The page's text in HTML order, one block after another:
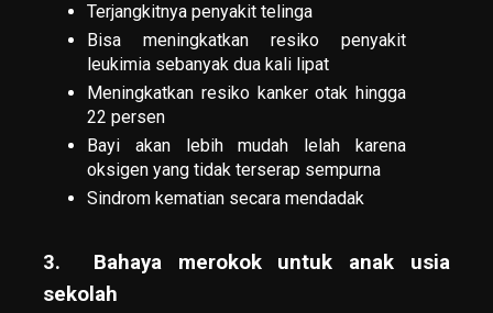
Terjangkitnya penyakit telinga
Bisa meningkatkan resiko penyakit
leukimia sebanyak dua kali lipat
Meningkatkan resiko kanker otak hingga
22 persen
Bayi akan lebih mudah lelah karena
oksigen yang tidak terserap sempurna
Sindrom kematian secara mendadak
3. Bahaya merokok untuk anak usia
sekolah